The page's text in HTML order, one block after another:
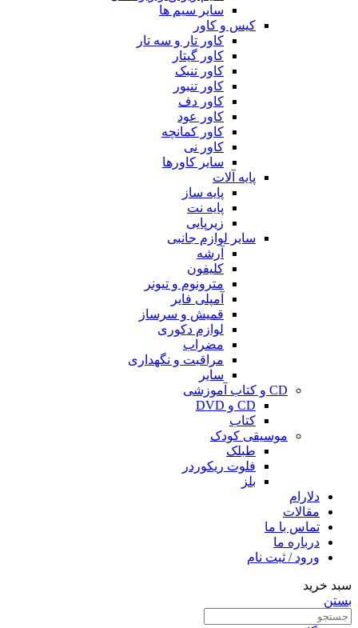
سایر سیم ها
کیس و کاور
کاور تار و سه تار
کاور گیتار
کاور تنبک
کاور تنبور
کاور دف
کاور عود
کاور کمانچه
کاور نی
سایر کاورها
پایه آلات
پایه ساز
پایه نت
زیرپایی
سایر لوازم جانبی
آرشه
کلیفون
مترونوم و تیونر
آمپلی فایر
قمیش و سرساز
لوازم دکوری
مضراب
مراقبت و نگهداری
سایر
CD و کتاب آموزشی
CD و DVD
کتاب
موسیقی کودک
طبلک
فلوت ریکوردر
بلز
دلارام
مقالات
تماس با ما
درباره ما
ورود / ثبت نام
سبد خرید
بستن